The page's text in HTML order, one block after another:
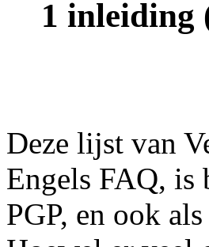
1 inleiding
Deze lijst van
Engels FAQ, is
PGP, en ook